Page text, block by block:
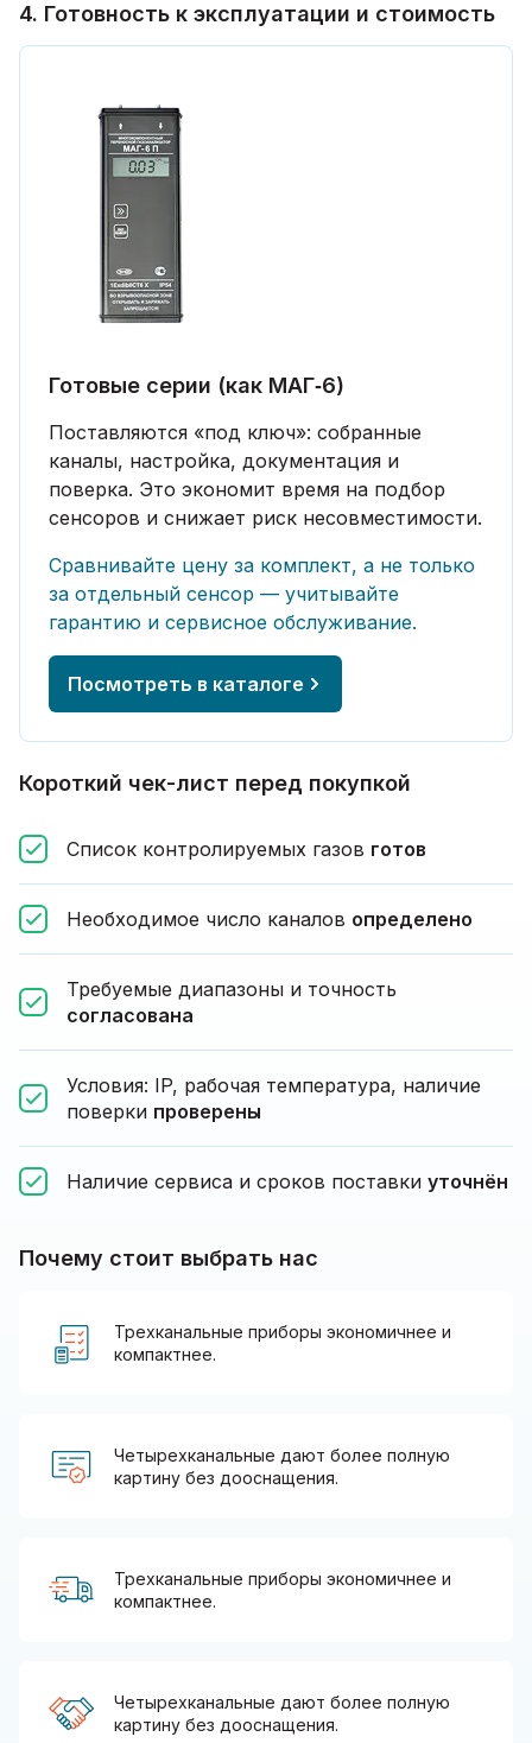
4. Готовность к эксплуатации и стоимость
Готовые серии (как МАГ‑6)
Поставляются «под ключ»: собранные
каналы, настройка, документация и
поверка. Это экономит время на подбор
сенсоров и снижает риск несовместимости.
Сравнивайте цену за комплект, а не только
за отдельный сенсор — учитывайте
гарантию и сервисное обслуживание.
Посмотреть в каталоге
Короткий чек-лист перед покупкой
Список контролируемых газов готов
Необходимое число каналов определено
Требуемые диапазоны и точность
согласована
Условия: IP, рабочая температура, наличие
поверки проверены
Наличие сервиса и сроков поставки уточнён
Почему стоит выбрать нас
Трехканальные приборы экономичнее и
компактнее.
Четырехканальные дают более полную
картину без дооснащения.
Трехканальные приборы экономичнее и
компактнее.
Четырехканальные дают более полную
картину без дооснащения.